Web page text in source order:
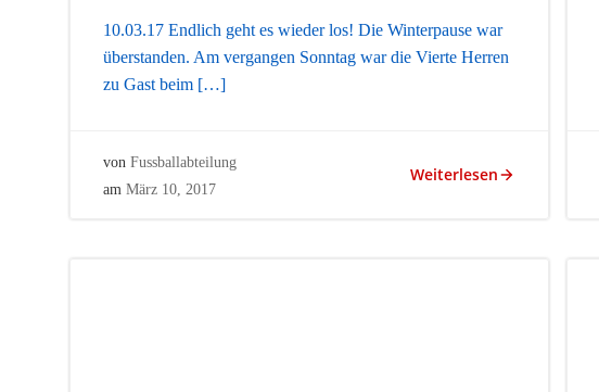
10.03.17 Endlich geht es wieder los! Die Winterpause war
überstanden. Am vergangen Sonntag war die Vierte Herren
zu Gast beim […]
von Fussballabteilung
am März 10, 2017
Weiterlesen